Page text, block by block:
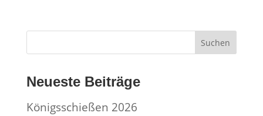
Suchen
Neueste Beiträge
Königsschießen 2026